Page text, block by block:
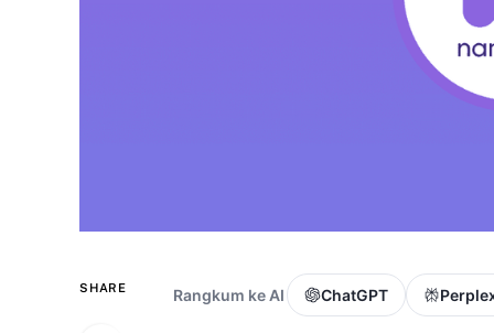
SHARE Rangkum ke AI ChatGPT